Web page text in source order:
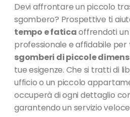
Devi affrontare un piccolo
sgombero? Prospettive ti
tempo e faticaoffrendoti un
professionale e affidabile per
sgomberi di piccole
tue esigenze. Che si tratti di
ufficio o un piccolo
occuperà di ogni dettaglio
garantendo un servizio